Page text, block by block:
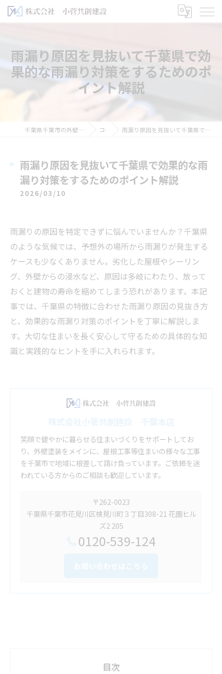
雨漏り原因を見抜いて千葉県で効
果的な雨漏り対策をするためのポ
イント解説
千葉県千葉市の外壁塗装なら株式会社小菅共創建設 コラム 雨漏り原因を見抜いて千葉県で効果的な雨漏り対策をするためのポイント解説
雨漏り原因を見抜いて千葉県で効果的な雨
漏り対策をするためのポイント解説
2026/03/10
雨漏りの原因を特定できずに悩んでいませんか？千葉県
のような気候では、予想外の場所から雨漏りが発生する
ケースも少なくありません。劣化した屋根やシーリン
グ、外壁からの浸水など、原因は多岐にわたり、放って
おくと建物の寿命を縮めてしまう恐れがあります。本記
事では、千葉県の特徴に合わせた雨漏り原因の見抜き方
と、効果的な雨漏り対策のポイントを丁寧に解説しま
す。大切な住まいを長く安心して守るための具体的な知
識と実践的なヒントを手に入れられます。
笑顔で健やかに暮らせる住まいづくりをサポートしてお
り、外壁塗装をメインに、屋根工事等住まいの様々な工事
を千葉市で地域に根差して請け負っています。ご依頼を迷
われている方からのご相談も歓迎しています。
〒262-0023
千葉県千葉市花見川区検見川町３丁目308-21 花園ヒル
ズ2 205
0120-539-124
目次